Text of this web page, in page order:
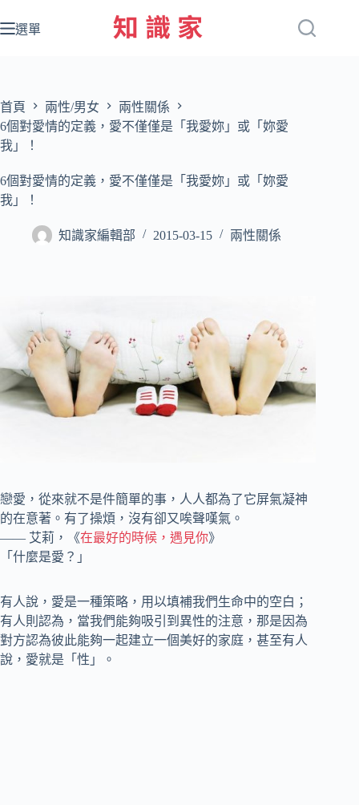
至
容
選單
首頁 兩性/男女
兩性關係
6個對愛情的定義，愛不僅僅是「我愛妳」或「妳愛
我」！
6個對愛情的定義，愛不僅僅是「我愛妳」或「妳愛
我」！
知識家編輯部 2015-03-15 兩性關係
戀愛，從來就不是件簡單的事，人人都為了它屏氣凝神
的在意著。有了操煩，沒有卻又唉聲嘆氣。
—— 艾莉，《在最好的時候，遇見你》
「什麼是愛？」
有人說，愛是一種策略，用以填補我們生命中的空白；
有人則認為，當我們能夠吸引到異性的注意，那是因為
對方認為彼此能夠一起建立一個美好的家庭，甚至有人
說，愛就是「性」。